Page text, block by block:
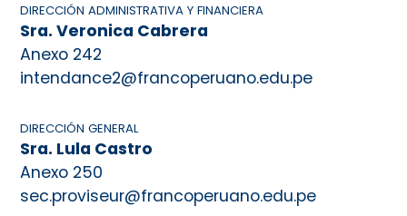
DIRECCIÓN ADMINISTRATIVA Y FINANCIERA
Sra. Veronica Cabrera
Anexo 242
intendance2@francoperuano.edu.pe
DIRECCIÓN GENERAL
Sra. Lula Castro
Anexo 250
sec.proviseur@francoperuano.edu.pe